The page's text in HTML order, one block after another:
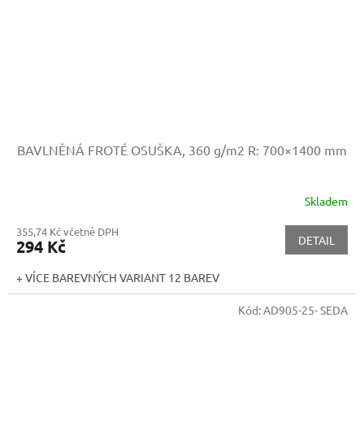
BAVLNĚNÁ FROTÉ OSUŠKA, 360 g/m2 R: 700×1400 mm
Skladem
355,74 Kč včetně DPH
294 Kč DETAIL
+ VÍCE BAREVNÝCH VARIANT 12 BAREV
Kód:AD905-25- SEDA